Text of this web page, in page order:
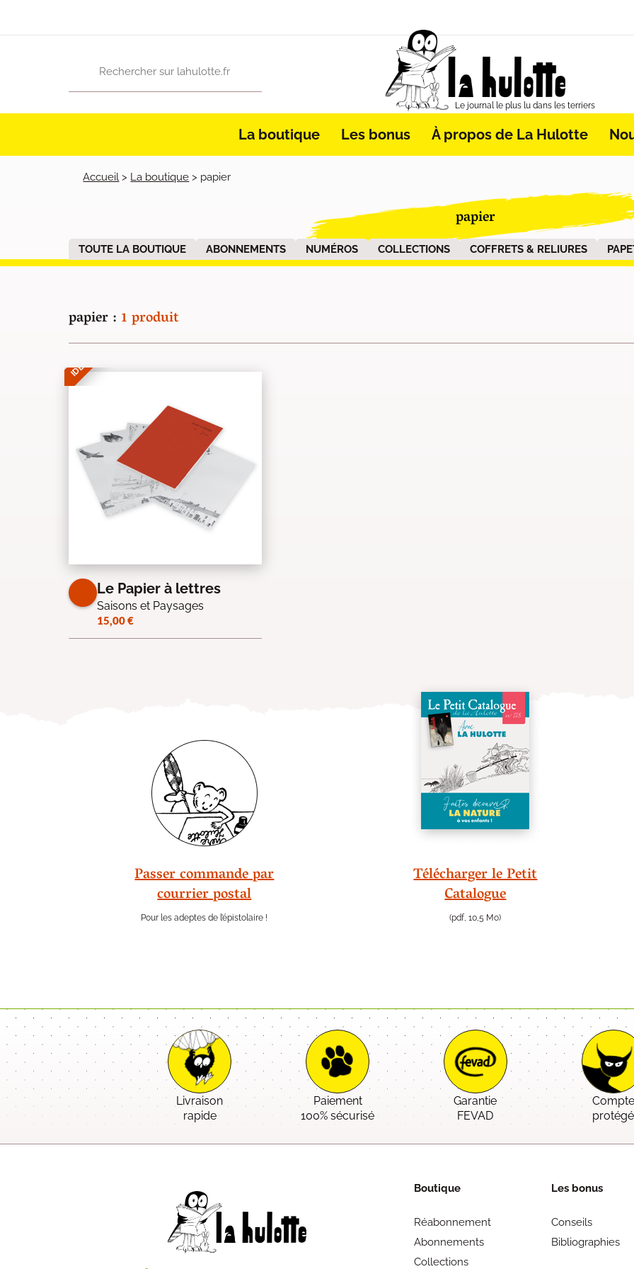
Le journal le plus lu dans les terriers
La boutique Les bonus À propos de La Hulotte
Accueil > La boutique > papier
papier
TOUTE LA BOUTIQUE ABONNEMENTS NUMÉROS COLLECTIONS COFFRETS & RELIURES
papier : 1 produit
IDÉE CADEAU
Le Papier à lettres
Saisons et Paysages
15,00€
Passer commande par
courrier postal
Pour les adeptes de l’épistolaire !
Télécharger le Petit
Catalogue
(pdf, 10,5 Mo)
Livraison
rapide
Paiement
100% sécurisé
Garantie
FEVAD
Compte
protégé
Boutique
Réabonnement
Abonnements
Collections
Les bonus
Conseils
Bibliographies